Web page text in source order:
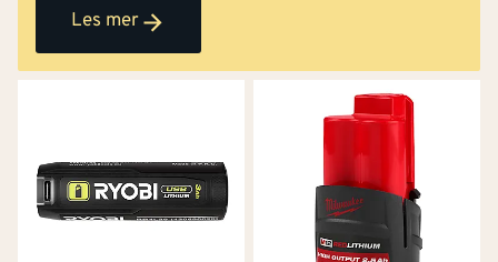
hobbysnekkere og huseiere som ønsker
største og dyreste maskinene.
Les mer